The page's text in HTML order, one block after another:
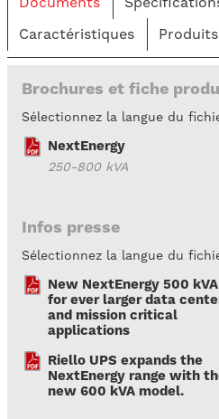
Caractéristiques
Brochures et fiche
Sélectionnez la langue du
NextEnergy
250-800 kVA
Infos presse
Sélectionnez la langue du
New NextEnergy 500 kVA
for ever larger data
and mission critical
applications
Riello UPS expands the
NextEnergy range with
new 600 kVA model.